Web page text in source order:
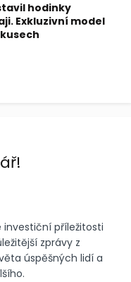
hodinky
Exkluzivní model
investiční příležitosti
zprávy z
úspěšných lidí a